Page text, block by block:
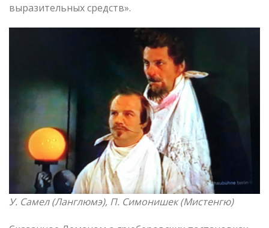
выразительных средств».
У. Самел(Ланглюмэ), П. Симонишек(Мистенгю)